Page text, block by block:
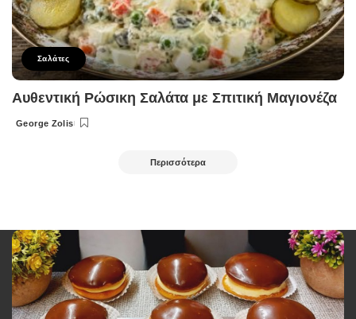
Σαλάτες
Αυθεντική Ρώσικη Σαλάτα με Σπιτική Μαγιονέζα
Posted
George Zolis
Περισσότερα